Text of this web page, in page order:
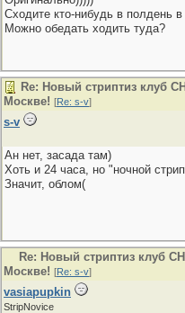
Сходите кто-нибудь в полдень
Можно обедать ходить туда?
Re: Новый стриптиз клуб
Москве! [Re: s-v]
s-v
Ан нет, засада там)
Хоть и 24 часа, но "ночной
Значит, облом(
Re: Новый стриптиз клуб
Москве! [Re: s-v]
vasiapupkin
StripNovice